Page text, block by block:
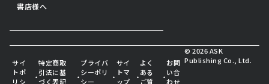
書店様へ
サイ
トポ
リシ
・
特定商取
引法に基
づく表記
・
プライバ
シーポリ
シー
・
サイ
トマ
ップ
・
よく
ある
ご質
・
お問
い合
わせ
© 2026 ASK
Publishing Co., Ltd.